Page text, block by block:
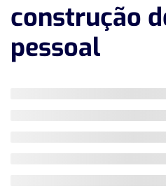
construção
pessoal